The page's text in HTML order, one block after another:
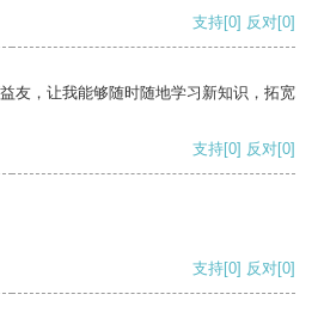
支持[0] 反对[0]
友，让我能够随时随地学习新知识，拓宽
支持[0] 反对[0]
支持[0] 反对[0]